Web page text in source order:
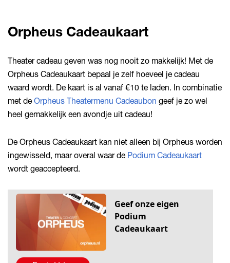
Orpheus Cadeaukaart
Theater cadeau geven was nog nooit zo makkelijk! Met de
Orpheus Cadeaukaart bepaal je zelf hoeveel je cadeau
waard wordt. De kaart is al vanaf €10 te laden. In combinatie
met de Orpheus Theatermenu Cadeaubon geef je zo wel
heel gemakkelijk een avondje uit cadeau!
De Orpheus Cadeaukaart kan niet alleen bij Orpheus worden
ingewisseld, maar overal waar de Podium Cadeaukaart
wordt geaccepteerd.